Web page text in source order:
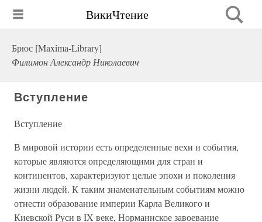
ВикиЧтение
Брюс [Maxima-Library]
Филимон Александр Николаевич
Вступление
Вступление
В мировой истории есть определенные вехи и события,
которые являются определяющими для стран и
континентов, характеризуют целые эпохи и поколения
жизни людей. К таким знаменательным событиям можно
отнести образование империи Карла Великого и
Киевской Руси в IX веке, Норманнское завоевание